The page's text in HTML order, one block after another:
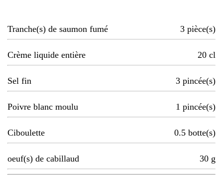
Tranche(s) de saumon fumé 3 pièce(s)
Crème liquide entière 20 cl
Sel fin 3 pincée(s)
Poivre blanc moulu 1 pincée(s)
Ciboulette 0.5 botte(s)
oeuf(s) de cabillaud 30 g